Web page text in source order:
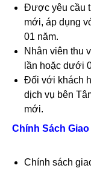
Được yêu cầu
mới, áp dụng
01 năm.
Nhân viên thu
lần hoặc dưới
Đối với khách
dịch vụ bên
mới.
Chính Sách
Chính sách